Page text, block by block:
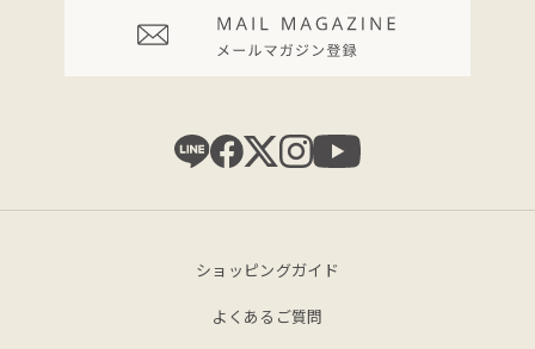
ショッピングガイド
よくあるご質問